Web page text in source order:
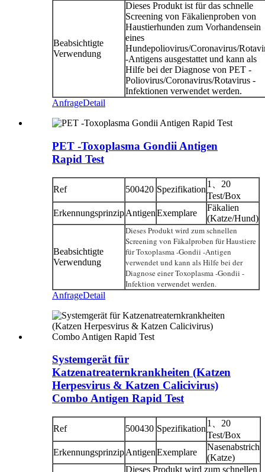
Beabsichtigte
Verwendung
Dieses Produkt ist für das schnelle
Screening von Fäkalienproben von
Haustierhunden zum Vorhandensein
eines
Hundepoliovirus/Coronavirus/
-Antigens ausgestattet und kann als
Hilfe bei der Diagnose von PET -
Poliovirus/Coronavirus/Rotavirus -
Infektionen verwendet werden.
AnfrageDetail
PET -Toxoplasma Gondii Antigen
Rapid Test
Ref 500420 Spezifikation
1、20
Test/Box
ErkennungsprinzipAntigenExemplare
Fäkalien
(Katze/Hund)
Beabsichtigte
Verwendung
Dieses Produkt wird zum schnellen
Screening von Fäkalproben für Haustiere
für Toxoplasma -Gondii -Antigen
verwendet und kann als Hilfe bei der
Diagnose einer Toxoplasma -Gondii -
Infektion verwendet werden.
AnfrageDetail
Systemgerät für
Katzenatreaternkrankheiten (Katzen
Herpesvirus & Katzen Calicivirus)
Combo Antigen Rapid Test
Ref 500430 Spezifikation
1、20
Test/Box
ErkennungsprinzipAntigenExemplare
Nasenabstrich
(Katze)
Dieses Produkt wird zum schnellen